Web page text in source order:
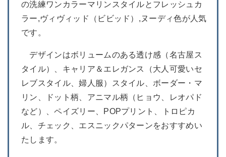
の洗練ワンカラーマリンスタイルとフレッシュカ
ラー,ヴィヴィッド（ビビッド）,ヌーディ色が人気
です。
デザインはボリュームのある透け感（名古屋ス
タイル）、キャリア＆エレガンス（大人可愛いセ
レブスタイル、婦人服）スタイル、ボーダー・マ
リン、ドット柄、アニマル柄（ヒョウ、レオパド
など）、ペイズリー、POPプリント、トロピカ
ル、チェック、エスニックパターンをおすすめい
たします。